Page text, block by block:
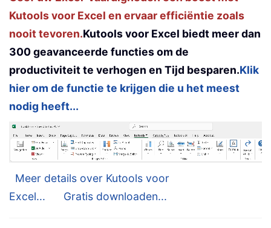
Kutools voor Excel en ervaar efficiëntie zoals
nooit tevoren.Kutools voor Excel biedt meer dan
300 geavanceerde functies om de
productiviteit te verhogen en Tijd besparen.Klik
hier om de functie te krijgen die u het meest
nodig heeft...
Meer details over Kutools voor
Excel...
Gratis downloaden...